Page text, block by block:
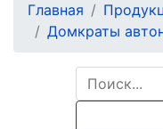
Главная
Домкраты